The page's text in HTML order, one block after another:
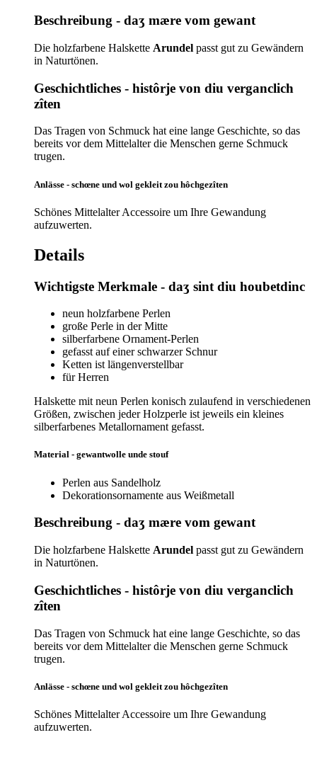
Beschreibung - daʒ mære vom gewant
Die holzfarbene Halskette Arundel passt gut zu Gewändern
in Naturtönen.
Geschichtliches - histôrje von diu verganclich
zîten
Das Tragen von Schmuck hat eine lange Geschichte, so das
bereits vor dem Mittelalter die Menschen gerne Schmuck
trugen.
Anlässe - schœne und wol gekleit zou hôchgezîten
Schönes Mittelalter Accessoire um Ihre Gewandung
aufzuwerten.
Details
Wichtigste Merkmale - daʒ sint diu houbetdinc
neun holzfarbene Perlen
große Perle in der Mitte
silberfarbene Ornament-Perlen
gefasst auf einer schwarzer Schnur
Ketten ist längenverstellbar
für Herren
Halskette mit neun Perlen konisch zulaufend in verschiedenen
Größen, zwischen jeder Holzperle ist jeweils ein kleines
silberfarbenes Metallornament gefasst.
Material - gewantwolle unde stouf
Perlen aus Sandelholz
Dekorationsornamente aus Weißmetall
Beschreibung - daʒ mære vom gewant
Die holzfarbene Halskette Arundel passt gut zu Gewändern
in Naturtönen.
Geschichtliches - histôrje von diu verganclich
zîten
Das Tragen von Schmuck hat eine lange Geschichte, so das
bereits vor dem Mittelalter die Menschen gerne Schmuck
trugen.
Anlässe - schœne und wol gekleit zou hôchgezîten
Schönes Mittelalter Accessoire um Ihre Gewandung
aufzuwerten.